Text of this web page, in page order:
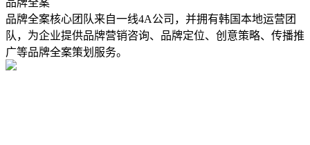
品牌全案核心团队来自一线4A公司，并拥有韩国本地运营团
队，为企业提供品牌营销咨询、品牌定位、创意策略、传播推
广等品牌全案策划服务。